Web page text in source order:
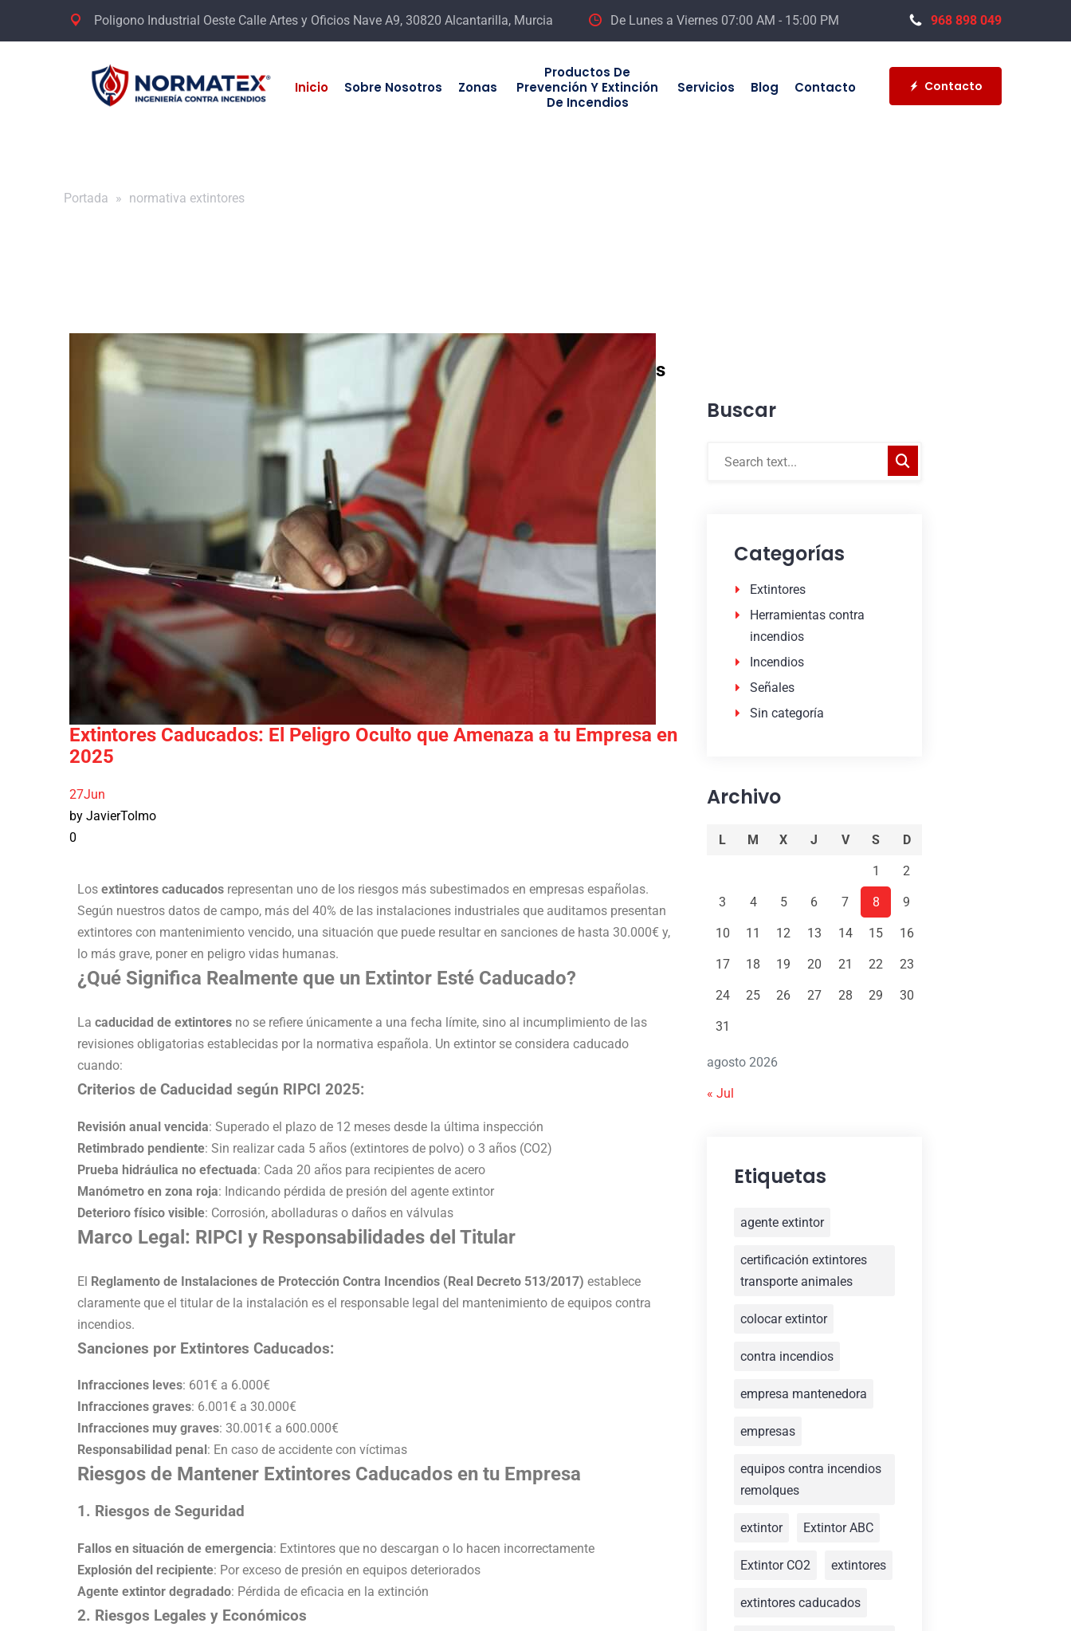
Poligono Industrial Oeste Calle Artes y Oficios Nave A9, 30820 Alcantarilla, Murcia De Lunes a Viernes 07:00 AM - 15:00 PM 968 898 049
Inicio Sobre Nosotros Zonas
Productos De
Prevención Y Extinción
De Incendios
Servicios Blog Contacto Contacto
Portada » normativa extintores
Etiqueta:normativa extintores
Extintores Caducados: El Peligro Oculto que Amenaza a tu Empresa en
2025
27Jun
by JavierTolmo
0
Los extintores caducados representan uno de los riesgos más subestimados en empresas españolas.
Según nuestros datos de campo, más del 40% de las instalaciones industriales que auditamos presentan
extintores con mantenimiento vencido, una situación que puede resultar en sanciones de hasta 30.000€ y,
lo más grave, poner en peligro vidas humanas.
¿Qué Significa Realmente que un Extintor Esté Caducado?
La caducidad de extintores no se refiere únicamente a una fecha límite, sino al incumplimiento de las
revisiones obligatorias establecidas por la normativa española. Un extintor se considera caducado
cuando:
Criterios de Caducidad según RIPCI 2025:
Revisión anual vencida: Superado el plazo de 12 meses desde la última inspección
Retimbrado pendiente: Sin realizar cada 5 años (extintores de polvo) o 3 años (CO2)
Prueba hidráulica no efectuada: Cada 20 años para recipientes de acero
Manómetro en zona roja: Indicando pérdida de presión del agente extintor
Deterioro físico visible: Corrosión, abolladuras o daños en válvulas
Marco Legal: RIPCI y Responsabilidades del Titular
El Reglamento de Instalaciones de Protección Contra Incendios (Real Decreto 513/2017) establece
claramente que el titular de la instalación es el responsable legal del mantenimiento de equipos contra
incendios.
Sanciones por Extintores Caducados:
Infracciones leves: 601€ a 6.000€
Infracciones graves: 6.001€ a 30.000€
Infracciones muy graves: 30.001€ a 600.000€
Responsabilidad penal : En caso de accidente con víctimas
Riesgos de Mantener Extintores Caducados en tu Empresa
1. Riesgos de Seguridad
Fallos en situación de emergencia: Extintores que no descargan o lo hacen incorrectamente
Explosión del recipiente: Por exceso de presión en equipos deteriorados
Agente extintor degradado: Pérdida de eficacia en la extinción
2. Riesgos Legales y Económicos
Buscar
Categorías
Extintores
Herramientas contra
incendios
Incendios
Señales
Sin categoría
Archivo
agosto 2026
L M X J V S D
1 2
3 4 5 6 7 8 9
10 11 12 13 14 15 16
17 18 19 20 21 22 23
24 25 26 27 28 29 30
31
« Jul
Etiquetas
agente extintor
certificación extintores
transporte animales
colocar extintor
contra incendios
empresa mantenedora
empresas
equipos contra incendios
remolques
extintor Extintor ABC
Extintor CO2 extintores
extintores caducados